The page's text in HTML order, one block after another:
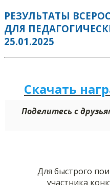
РЕЗУЛЬТАТЫ
ДЛЯ
25.01.2025
Скачать
Поделитесь с
Для быстрого
участника